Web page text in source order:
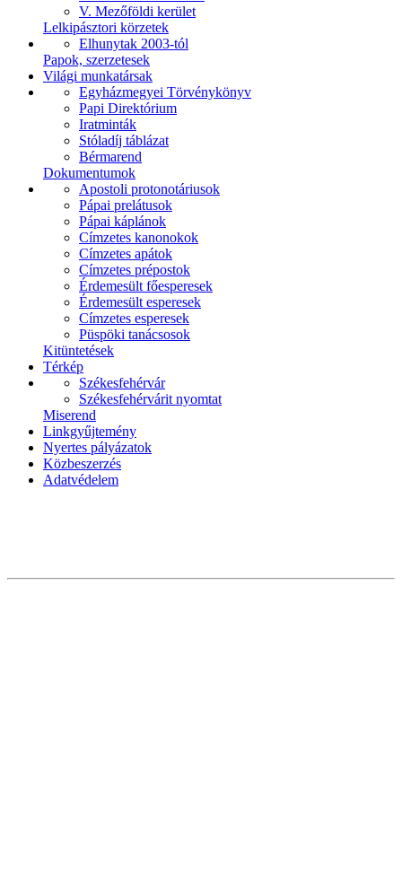
V. Mezőföldi kerület
Lelkipásztori körzetek
Elhunytak 2003-tól
Papok, szerzetesek
Világi munkatársak
Egyházmegyei Törvénykönyv
Papi Direktórium
Iratminták
Stóladíj táblázat
Bérmarend
Dokumentumok
Apostoli protonotáriusok
Pápai prelátusok
Pápai káplánok
Címzetes kanonokok
Címzetes apátok
Címzetes prépostok
Érdemesült főesperesek
Érdemesült esperesek
Címzetes esperesek
Püspöki tanácsosok
Kitüntetések
Térkép
Székesfehérvár
Székesfehérvárit nyomtat
Miserend
Linkgyűjtemény
Nyertes pályázatok
Közbeszerzés
Adatvédelem